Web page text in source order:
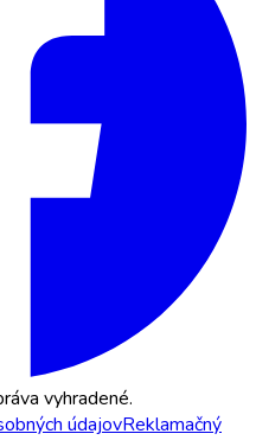
vyhradené.
údajovReklamačný